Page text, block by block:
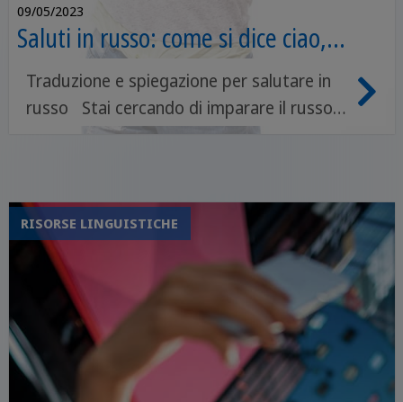
09/05/2023
Saluti in russo: come si dice ciao,
buongiorno e arrivederci
Traduzione e spiegazione per salutare in
russo Stai cercando di imparare il russo
per prepararti ai tuoi prossimi viaggi? O
tuo nuovo amico russo? Sei finito nel
posto giusto, allora!
RISORSE LINGUISTICHE